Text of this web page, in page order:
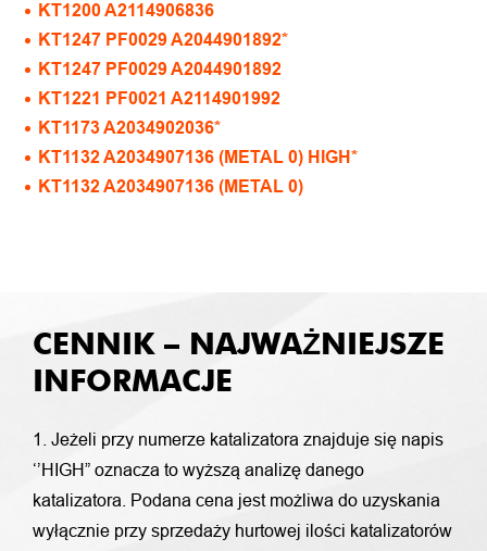
KT1200 A2114906836
KT1247 PF0029 A2044901892*
KT1247 PF0029 A2044901892
KT1221 PF0021 A2114901992
KT1173 A2034902036*
KT1132 A2034907136 (METAL 0) HIGH*
KT1132 A2034907136 (METAL 0)
CENNIK – NAJWAŻNIEJSZE
INFORMACJE
1. Jeżeli przy numerze katalizatora znajduje się napis
‘’HIGH” oznacza to wyższą analizę danego
katalizatora. Podana cena jest możliwa do uzyskania
wyłącznie przy sprzedaży hurtowej ilości katalizatorów